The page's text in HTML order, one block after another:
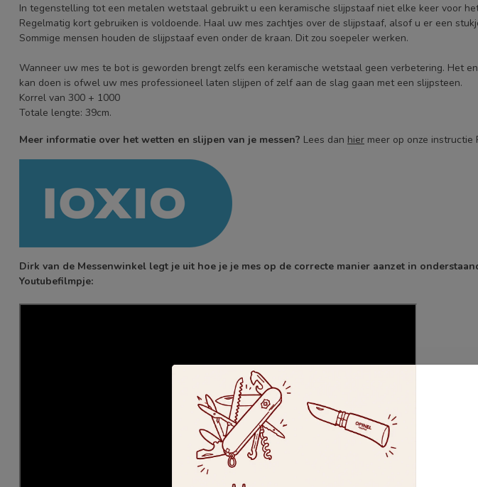
In tegenstelling tot een metalen wetstaal gebruikt u een keramische slijpstaaf niet elke keer voor
Regelmatig kort gebruiken is voldoende. Haal uw mes zachtjes over de slijpstaaf, alsof u er een
Sommige mensen houden de slijpstaaf even onder de kraan. Dit zou soepeler werken.
Wanneer uw mes te bot is geworden brengt zelfs een keramische wetstaal geen verbetering. Het
kan doen is ofwel uw mes professioneel laten slijpen of zelf aan de slag gaan met een slijpsteen.
Korrel van 300 + 1000
Totale lengte: 39cm.
Meer informatie over het wetten en slijpen van je messen? Lees dan hier meer op onze instructie
Dirk van de Messenwinkel legt je uit hoe je je mes op de correcte manier aanzet in
Youtubefilmpje: